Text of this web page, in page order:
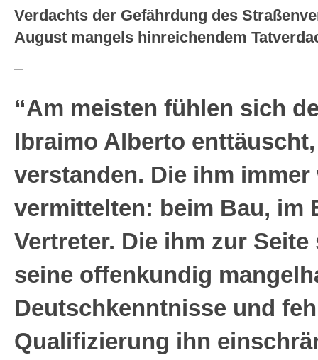
Verdachts der Gefährdung des
August mangels hinreichendem
–
“Am meisten fühlen sich
Ibraimo Alberto
verstanden. Die ihm
vermittelten: beim Bau, im
Vertreter. Die ihm zur
seine offenkundig
Deutschkenntnisse und
Qualifizierung ihn